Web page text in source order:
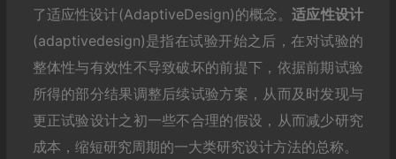
了适应性设计(AdaptiveDesign)的概念。适应性设计
(adaptivedesign)是指在试验开始之后，在对试验的
整体性与有效性不导致破坏的前提下，依据前期试验
所得的部分结果调整后续试验方案，从而及时发现与
更正试验设计之初一些不合理的假设，从而减少研究
成本，缩短研究周期的一大类研究设计方法的总称。